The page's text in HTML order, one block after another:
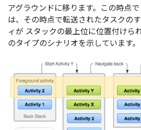
アグラウンドに移ります。この時点
は、その時点で転送されたタスクの
ィが スタックの最上位に位置付けら
のタイプのシナリオを示しています。